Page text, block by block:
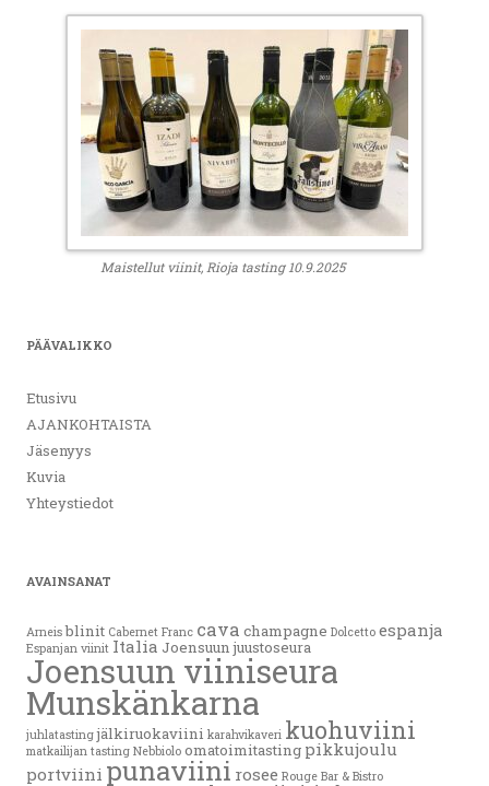
Maistellut viinit, Rioja tasting 10.9.2025
PÄÄVALIKKO
Etusivu
AJANKOHTAISTA
Jäsenyys
Kuvia
Yhteystiedot
AVAINSANAT
Arneis blinit Cabernet Franc cava champagne Dolcetto espanja
Espanjan viinit Italia Joensuun juustoseura
Joensuun viiniseura
Munskänkarna
juhlatasting jälkiruokaviini karahvikaveri kuohuviini
matkailijan tasting Nebbiolo omatoimitasting pikkujoulu
portviini punaviini rosee Rouge Bar & Bistro